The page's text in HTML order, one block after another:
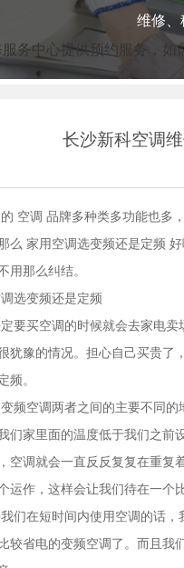
维修、
务中心提供预约服务，如
长沙新科空调
空调 品牌多种类多功能也多
么 家用空调选变频还是定频
用那么纠结。
选变频还是定频
要买空调的时候就会去家电
犹豫的情况。担心自己买贵了
频。
频空调两者之间的主要不同
们家里面的温度低于我们之前
空调就会一直反反复复在重复
运作，这样会让我们待在一个
们在短时间内使用空调的话
较省电的变频空调了。而且我